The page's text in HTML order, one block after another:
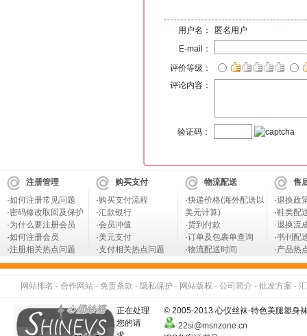
用户名：
匿名用户
E-mail：
评价等级：
评论内容：
验证码：
注册管理
·如何注册常见问题
·密码修改取回及保护
·为什么要注册会员
·如何注册会员
·注册相关热点问题
购买支付
·购买支付流程
·汇款银行
·会员冲值
·美元支付
·支付相关热点问题
物流配送
·快递价格(海外配送以
美元计算)
·货到付款
·订单及包裹单查询
·物流配送时间
售
·退换政
·鞋类配
·退换流
·书刊配
·产品热
网站排名 - 合作网站 - 免责条款 - 隐私保护 - 网站版权 - 公司简介 - 批发方案 -
© 2005-2013 心仪丝袜-特色美腿塑身
22si@msnzone.cn
正在处理
您的请